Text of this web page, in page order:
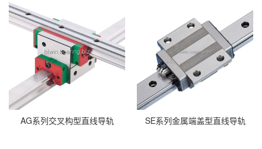
AG系列交叉构型直线导轨 SE系列金属端盖型直线导轨